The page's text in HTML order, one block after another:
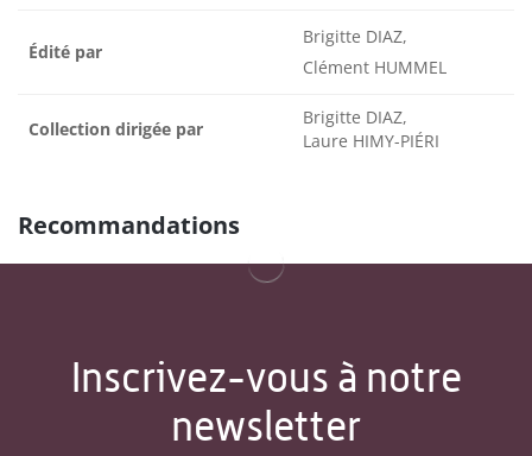
Édité par
Brigitte DIAZ,
Clément HUMMEL
Collection dirigée par
Brigitte DIAZ,
Laure HIMY-PIÉRI
Recommandations
Inscrivez-vous à notre
newsletter